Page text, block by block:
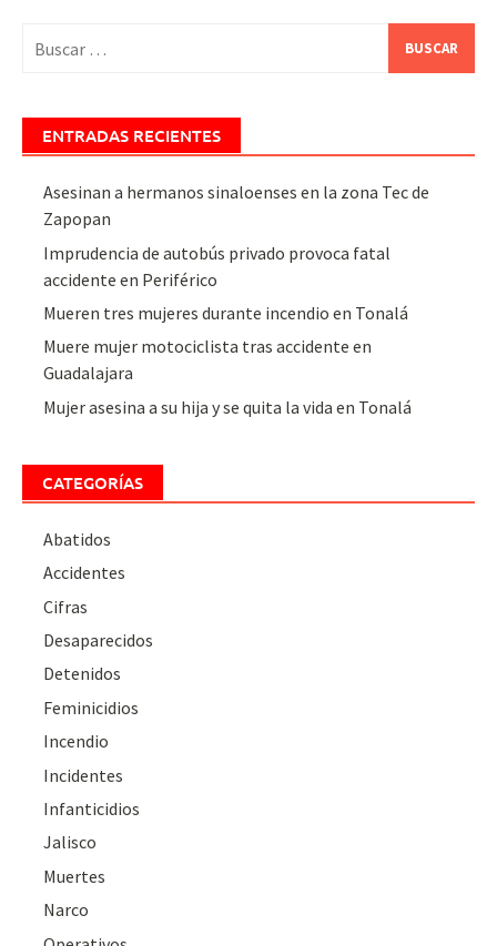
ENTRADAS RECIENTES
Asesinan a hermanos sinaloenses en la zona Tec de
Zapopan
Imprudencia de autobús privado provoca fatal
accidente en Periférico
Mueren tres mujeres durante incendio en Tonalá
Muere mujer motociclista tras accidente en
Guadalajara
Mujer asesina a su hija y se quita la vida en Tonalá
CATEGORÍAS
Abatidos
Accidentes
Cifras
Desaparecidos
Detenidos
Feminicidios
Incendio
Incidentes
Infanticidios
Jalisco
Muertes
Narco